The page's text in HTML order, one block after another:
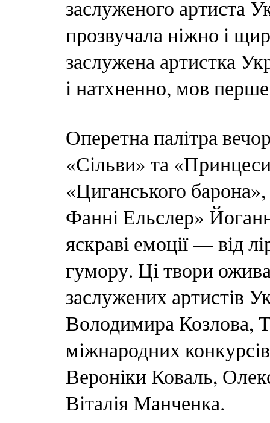
заслуженого артиста
прозвучала ніжно і
заслужена артистка
і натхненно, мов
Оперетна палітра
«Сільви» та
«Циганського
Фанні Ельслер»
яскраві емоції — від
гумору. Ці твори
заслужених артистів
Володимира Козлова,
міжнародних
Вероніки Коваль,
Віталія Манченка.